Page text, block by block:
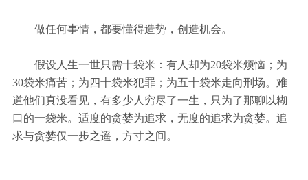
做任何事情，都要懂得造势，创造机会。
假设人生一世只需十袋米：有人却为20袋米烦恼；为
30袋米痛苦；为四十袋米犯罪；为五十袋米走向刑场。难
道他们真没看见，有多少人穷尽了一生，只为了那聊以糊
口的一袋米。适度的贪婪为追求，无度的追求为贪婪。追
求与贪婪仅一步之遥，方寸之间。